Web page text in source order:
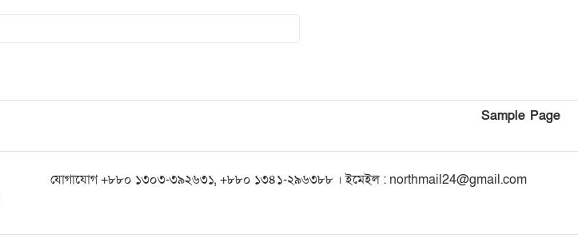
প্রাথমিক শিক্ষায় স্কুল ফিডিং: পুষ্টি,
উপস্থিতি ও মেধার বিকাশ
Sample Page
যোগাযোগ +৮৮০ ১৩০৩-৩৯২৬৩১, +৮৮০ ১৩৪১-২৯৬৩৮৮ । ইমেইল : northmail24@gmail.com